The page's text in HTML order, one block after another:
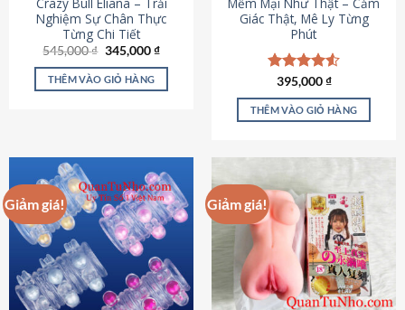
Crazy Bull Eliana – Trải
Nghiệm Sự Chân Thực
Từng Chi Tiết
545,000₫ Giá
là:
545,000 ₫.
345,000₫Giá
tại
THÊM VÀO GIỎ HÀNG
Mềm Mại Như Thật – Cảm
Giác Thật, Mê Ly Từng
Phút
Được xếp
hạng4.53
5 sao
395,000₫
THÊM VÀO GIỎ HÀNG
Giảm giá! Giảm giá!